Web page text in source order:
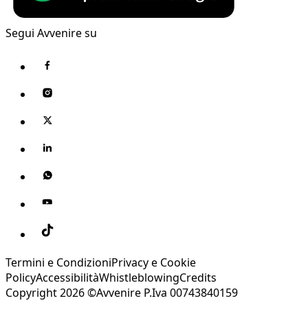
Segui Avvenire su
Termini e CondizioniPrivacy e Cookie
PolicyAccessibilitàWhistleblowingCredits
Copyright 2026 ©Avvenire P.Iva 00743840159